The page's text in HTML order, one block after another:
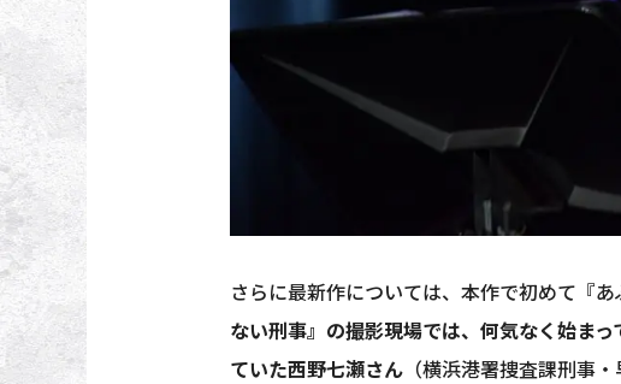
さらに最新作については、本作で初めて『
ない刑事』の撮影現場では、何気なく始ま
ていた西野七瀬さん （横浜港署捜査課刑事・